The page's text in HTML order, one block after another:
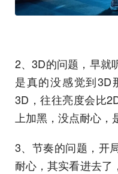
2、3D的问题，早就
是真的没感觉到3D
3D，往往亮度会比
上加黑，没点耐心，
3、节奏的问题，开
耐心，其实看进去了